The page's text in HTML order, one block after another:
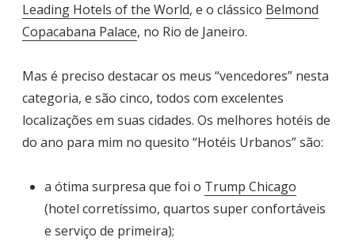
Leading Hotels of the World, e o clássico Belmond
Copacabana Palace, no Rio de Janeiro.
Mas é preciso destacar os meus “vencedores” nesta
categoria, e são cinco, todos com excelentes
localizações em suas cidades. Os melhores hotéis de
do ano para mim no quesito “Hotéis Urbanos” são:
a ótima surpresa que foi o Trump Chicago
(hotel corretíssimo, quartos super confortáveis
e serviço de primeira);